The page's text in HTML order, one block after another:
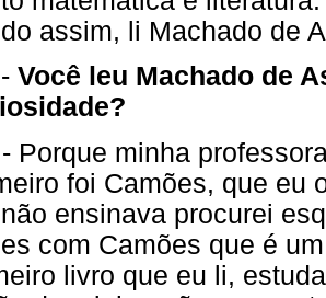
assim, li Machado de
- Você leu Machado de
Porque minha
foi Camões, que eu
ensinava procurei
com Camões que é
livro que eu li,